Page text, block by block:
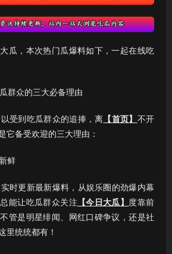
瓜，本次热门瓜爆料如下，一起在线吃
群众的三大必备理由
受到吃瓜群众的追捧，离 【首页】 不开
它备受欢迎的三大理由：
鲜
时更新最新爆料，从娱乐圈的劲爆内幕
能让吃瓜群众关注 【今日大瓜】
度靠前
管是明星绯闻、网红口碑争议，还是社
里统统都有！